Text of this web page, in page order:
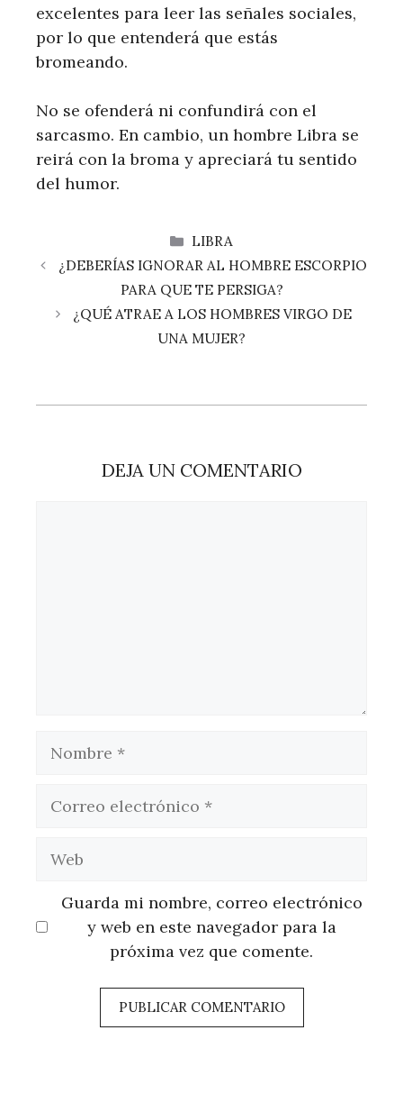
excelentes para leer las señales sociales,
por lo que entenderá que estás
bromeando.
No se ofenderá ni confundirá con el
sarcasmo. En cambio, un hombre Libra se
reirá con la broma y apreciará tu sentido
del humor.
CATEGORÍAS
LIBRA
¿DEBERÍAS IGNORAR AL HOMBRE ESCORPIO
PARA QUE TE PERSIGA?
¿QUÉ ATRAE A LOS HOMBRES VIRGO DE
UNA MUJER?
DEJA UN COMENTARIO
Guarda mi nombre, correo electrónico
y web en este navegador para la
próxima vez que comente.